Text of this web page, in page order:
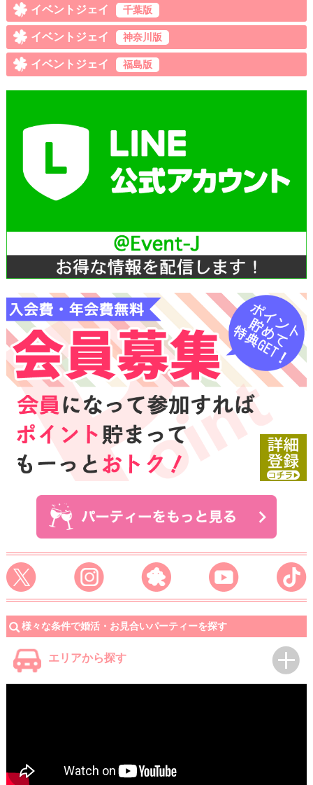
イベントジェイ 千葉版
イベントジェイ 神奈川版
イベントジェイ 福島版
様々な条件で婚活・お見合いパーティーを探す
エリアから探す